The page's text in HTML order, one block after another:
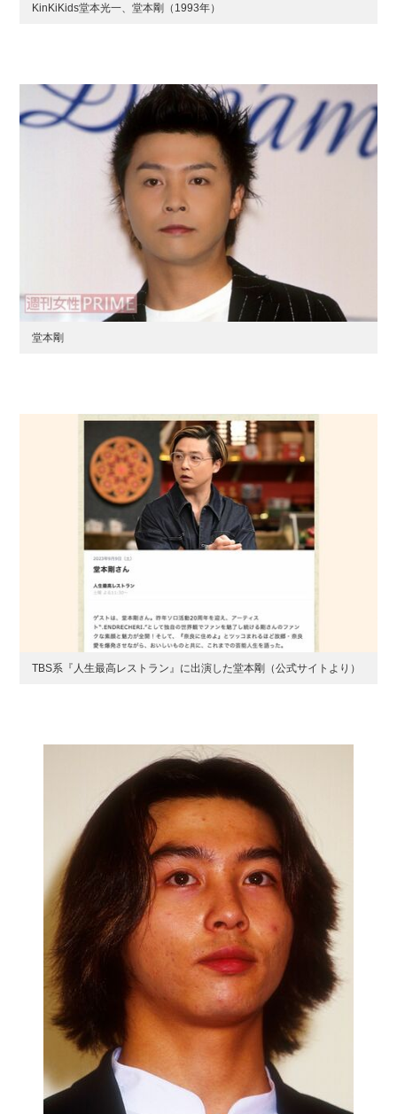
KinKiKids堂本光一、堂本剛（1993年）
堂本剛
TBS系『人生最高レストラン』に出演した堂本剛（公式サイトより）